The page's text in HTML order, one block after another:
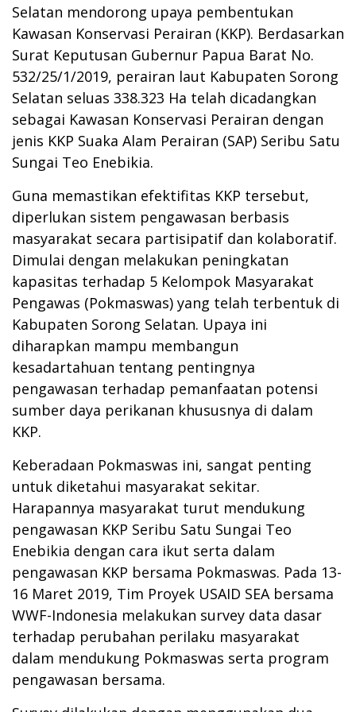
Selatan mendorong upaya pembentukan
Kawasan Konservasi Perairan (KKP). Berdasarkan
Surat Keputusan Gubernur Papua Barat No.
532/25/1/2019, perairan laut Kabupaten Sorong
Selatan seluas 338.323 Ha telah dicadangkan
sebagai Kawasan Konservasi Perairan dengan
jenis KKP Suaka Alam Perairan (SAP) Seribu Satu
Sungai Teo Enebikia.
Guna memastikan efektifitas KKP tersebut,
diperlukan sistem pengawasan berbasis
masyarakat secara partisipatif dan kolaboratif.
Dimulai dengan melakukan peningkatan
kapasitas terhadap 5 Kelompok Masyarakat
Pengawas (Pokmaswas) yang telah terbentuk di
Kabupaten Sorong Selatan. Upaya ini
diharapkan mampu membangun
kesadartahuan tentang pentingnya
pengawasan terhadap pemanfaatan potensi
sumber daya perikanan khususnya di dalam
KKP.
Keberadaan Pokmaswas ini, sangat penting
untuk diketahui masyarakat sekitar.
Harapannya masyarakat turut mendukung
pengawasan KKP Seribu Satu Sungai Teo
Enebikia dengan cara ikut serta dalam
pengawasan KKP bersama Pokmaswas. Pada 13-
16 Maret 2019, Tim Proyek USAID SEA bersama
WWF-Indonesia melakukan survey data dasar
terhadap perubahan perilaku masyarakat
dalam mendukung Pokmaswas serta program
pengawasan bersama.